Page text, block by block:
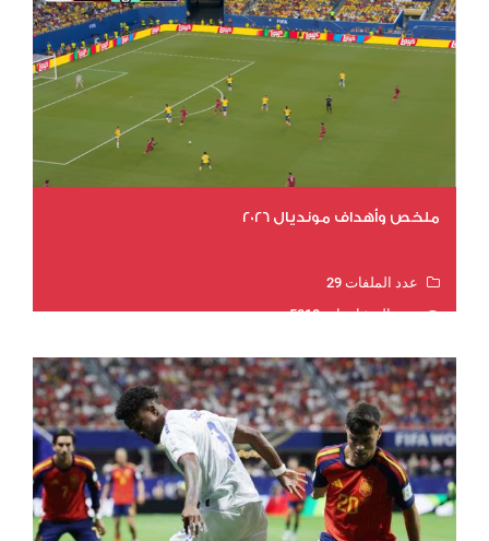
ملخص وأهداف مونديال 2026
عدد الملفات 29
عدد المشاهدات 5018